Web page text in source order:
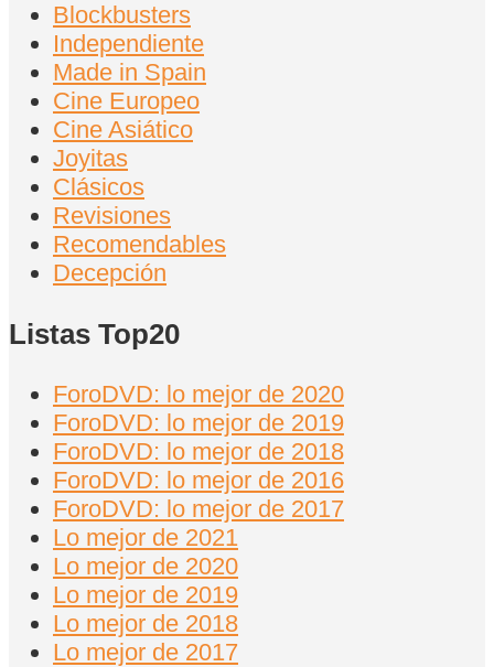
Blockbusters
Independiente
Made in Spain
Cine Europeo
Cine Asiático
Joyitas
Clásicos
Revisiones
Recomendables
Decepción
Listas Top20
ForoDVD: lo mejor de 2020
ForoDVD: lo mejor de 2019
ForoDVD: lo mejor de 2018
ForoDVD: lo mejor de 2016
ForoDVD: lo mejor de 2017
Lo mejor de 2021
Lo mejor de 2020
Lo mejor de 2019
Lo mejor de 2018
Lo mejor de 2017